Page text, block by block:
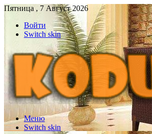
Пятница , 7 Август 2026
Войти
Switch skin
Меню
Switch skin